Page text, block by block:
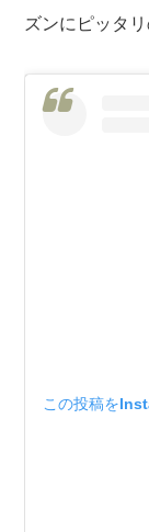
ズンにピッタ
この投稿を